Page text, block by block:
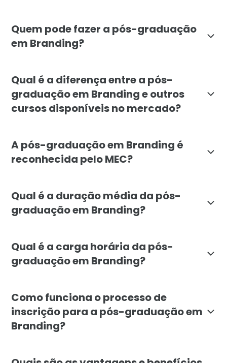
Quem pode fazer a pós-graduação
em Branding?
Qual é a diferença entre a pós-
graduação em Branding e outros
cursos disponíveis no mercado?
A pós-graduação em Branding é
reconhecida pelo MEC?
Qual é a duração média da pós-
graduação em Branding?
Qual é a carga horária da pós-
graduação em Branding?
Como funciona o processo de
inscrição para a pós-graduação em
Branding?